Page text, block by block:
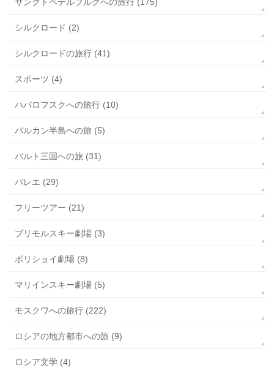
シルクロード (2)
シルクロードの旅行 (41)
スポーツ (4)
ハバロフスクへの旅行 (10)
バルカン半島への旅 (5)
バルト三国への旅 (31)
バレエ (29)
フリーツアー (21)
プリモルスキー劇場 (3)
ボリショイ劇場 (8)
マリインスキー劇場 (5)
モスクワへの旅行 (222)
ロシアの地方都市への旅 (9)
ロシア文学 (4)